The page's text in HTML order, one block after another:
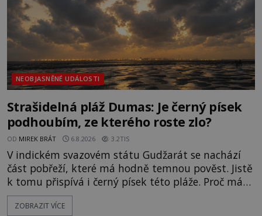
NEOBJASNĚNÉ UDÁLOSTI
Strašidelná pláž Dumas: Je černý písek
podhoubím, ze kterého roste zlo?
OD MIREK BRÁT 6.8.2026 3.2TIS
V indickém svazovém státu Gudžarát se nachází
část pobřeží, které má hodně temnou pověst. Jistě
k tomu přispívá i černý písek této pláže. Proč má
pláž takové netypické zbarvení? Nakolik jsou
pravdivé historky, že zde došlo k nevysvětlitelným
ZOBRAZIT VÍCE